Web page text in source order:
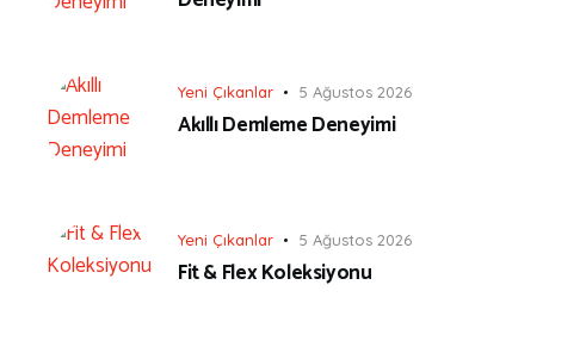
Yeni Çıkanlar 5 Ağustos 2026
Akıllı Demleme Deneyimi
Yeni Çıkanlar 5 Ağustos 2026
Fit & Flex Koleksiyonu